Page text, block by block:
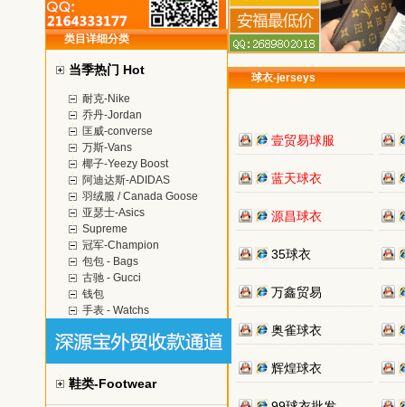
类目详细分类
当季热门 Hot
耐克-Nike
乔丹-Jordan
匡威-converse
万斯-Vans
椰子-Yeezy Boost
阿迪达斯-ADIDAS
羽绒服 / Canada Goose
亚瑟士-Asics
Supreme
冠军-Champion
包包 - Bags
古驰 - Gucci
钱包
手表 - Watchs
鞋类-Footwear
球衣-jerseys
壹贸易球服
蓝天球衣
源昌球衣
35球衣
万鑫贸易
奥雀球衣
辉煌球衣